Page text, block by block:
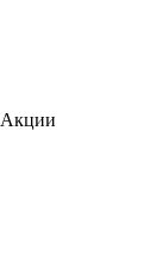
Акции